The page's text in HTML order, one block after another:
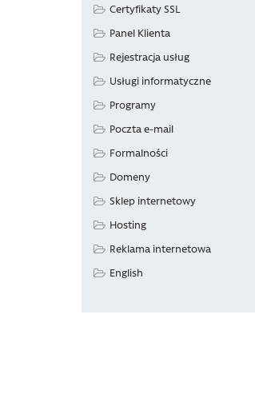
Certyfikaty SSL
Panel Klienta
Rejestracja usług
Usługi informatyczne
Programy
Poczta e-mail
Formalności
Domeny
Sklep internetowy
Hosting
Reklama internetowa
English